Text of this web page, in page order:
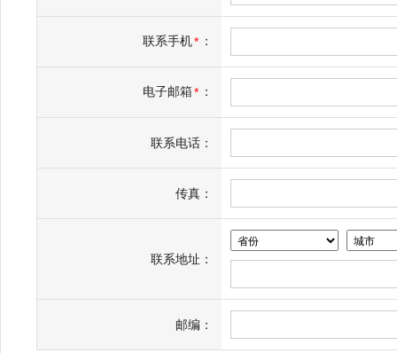
联系手机* ：
电子邮箱* ：
联系电话：
传真：
联系地址：
邮编：